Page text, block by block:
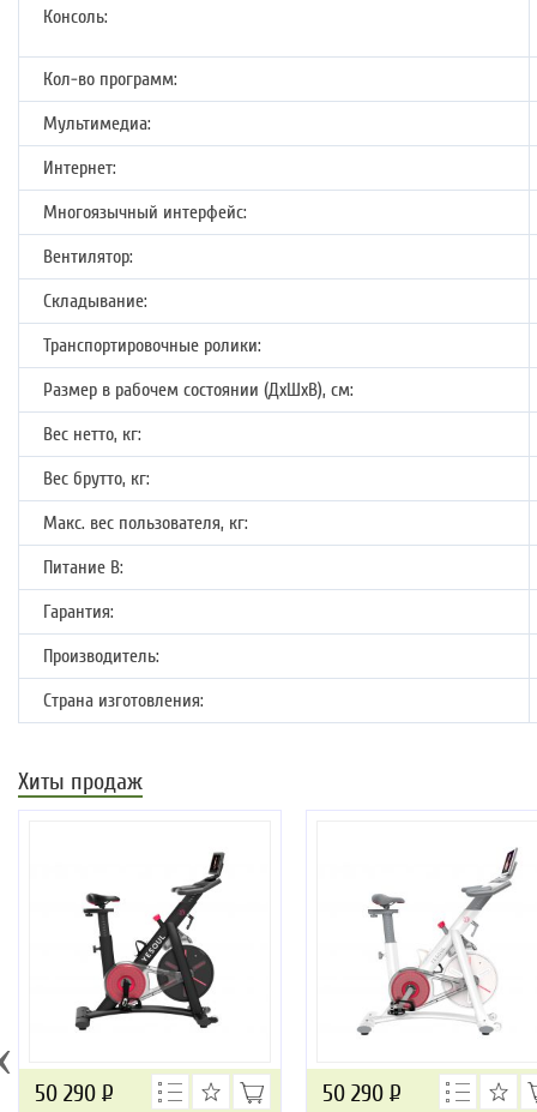
Консоль:
Кол-во программ:
Мультимедиа:
Интернет:
Многоязычный интерфейс:
Вентилятор:
Складывание:
Транспортировочные ролики:
Размер в рабочем состоянии (ДхШхВ), см:
Вес нетто, кг:
Вес брутто, кг:
Макс. вес пользователя, кг:
Питание В:
Гарантия:
Производитель:
Страна изготовления:
Хиты продаж
50 290 Р 50 290 Р